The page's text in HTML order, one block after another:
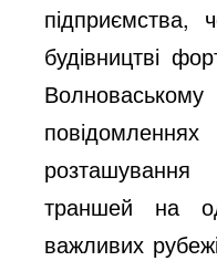
підприємства,
будівництві
траншей на
важливих